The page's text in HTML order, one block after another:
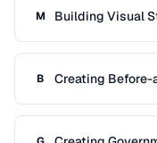
M
Building Visual
B
Creating